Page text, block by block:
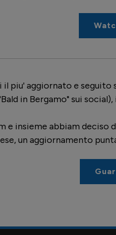
il piu' aggiornato e seguito
in Bergamo" sui
e insieme abbiam
un aggiornamento